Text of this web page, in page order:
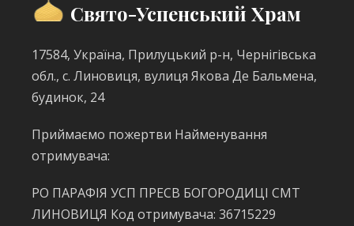
Свято-Успенський Храм
17584, Україна, Прилуцький р-н, Чернігівська
обл., с. Линовиця, вулиця Якова Де Бальмена,
будинок, 24
Приймаємо пожертви Найменування
отримувача:
РО ПАРАФІЯ УСП ПРЕСВ БОГОРОДИЦІ СМТ
ЛИНОВИЦЯ Код отримувача: 36715229